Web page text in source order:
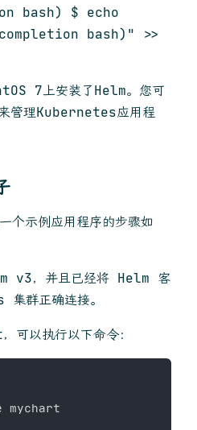
bash) $ echo
bash)" >>
7上安装了Helm。您可
管理Kubernetes应用程
示例应用程序的步骤如
v3，并且已经将 Helm 客
群正确连接。
可以执行以下命令：